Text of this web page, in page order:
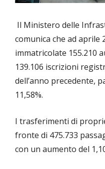
Il Ministero delle
comunica che ad aprile
immatricolate 155.210
139.106 iscrizioni
dell’anno precedente,
11,58%.
I trasferimenti di
fronte di 475.733
con un aumento del